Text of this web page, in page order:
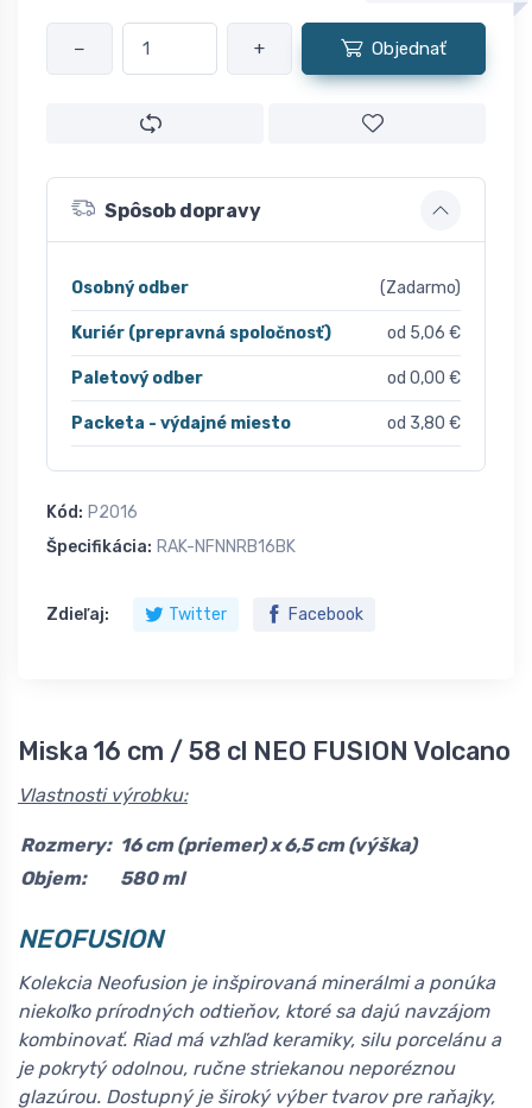
− + Objednať
Spôsob dopravy
Osobný odber (Zadarmo)
Kuriér (prepravná spoločnosť) od 5,06 €
Paletový odber od 0,00 €
Packeta - výdajné miesto od 3,80 €
Kód: P2016
Špecifikácia: RAK-NFNNRB16BK
Zdieľaj: Twitter Facebook
Miska 16 cm / 58 cl NEO FUSION Volcano
Vlastnosti výrobku:
Rozmery: 16 cm (priemer) x 6,5 cm (výška)
Objem:
580 ml
NEOFUSION
Kolekcia Neofusion je inšpirovaná minerálmi a ponúka
niekoľko prírodných odtieňov, ktoré sa dajú navzájom
kombinovať. Riad má vzhľad keramiky, silu porcelánu a
je pokrytý odolnou, ručne striekanou neporéznou
glazúrou. Dostupný je široký výber tvarov pre raňajky,